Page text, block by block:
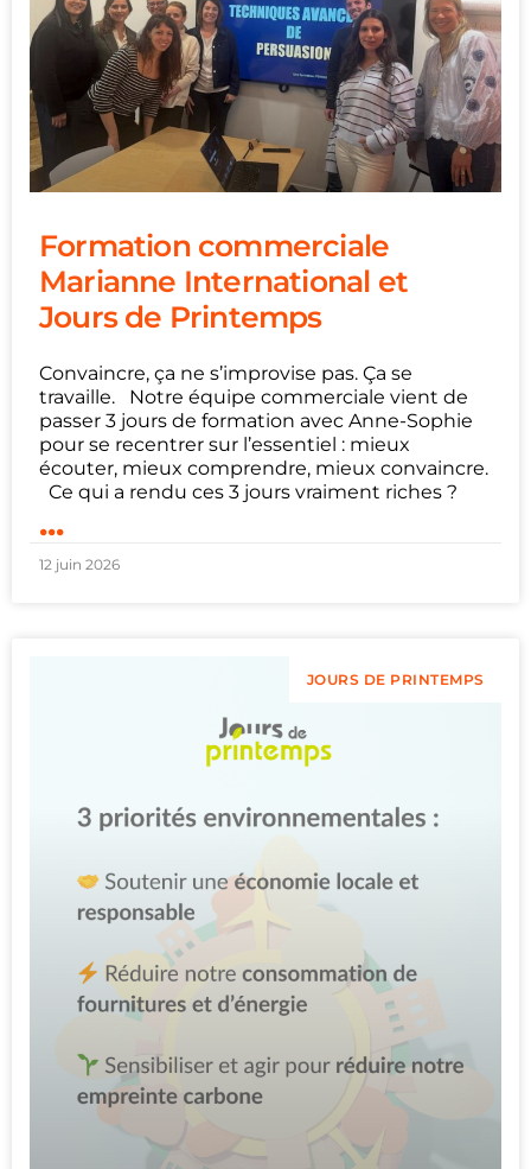
Formation commerciale
Marianne International et
Jours de Printemps
Convaincre, ça ne s’improvise pas. Ça se
travaille. Notre équipe commerciale vient de
passer 3 jours de formation avec Anne-Sophie
pour se recentrer sur l’essentiel : mieux
écouter, mieux comprendre, mieux convaincre.
Ce qui a rendu ces 3 jours vraiment riches ?
...
12 juin 2026
JOURS DE PRINTEMPS